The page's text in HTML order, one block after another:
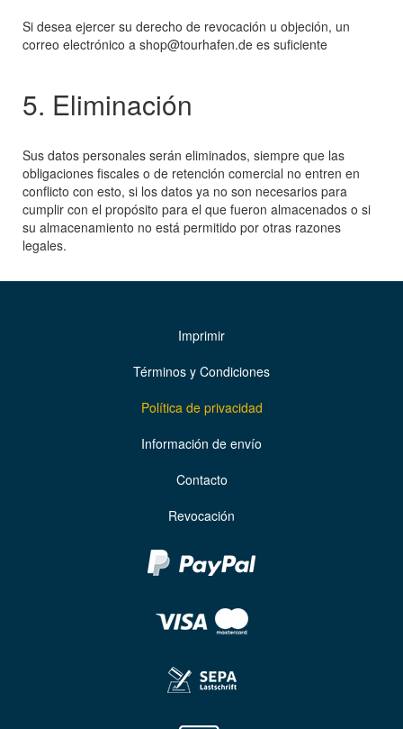
Si desea ejercer su derecho de revocación u objeción, un
correo electrónico a shop@tourhafen.de es suficiente
5. Eliminación
Sus datos personales serán eliminados, siempre que las
obligaciones fiscales o de retención comercial no entren en
conflicto con esto, si los datos ya no son necesarios para
cumplir con el propósito para el que fueron almacenados o si
su almacenamiento no está permitido por otras razones
legales.
Imprimir
Términos y Condiciones
Política de privacidad
Información de envío
Contacto
Revocación